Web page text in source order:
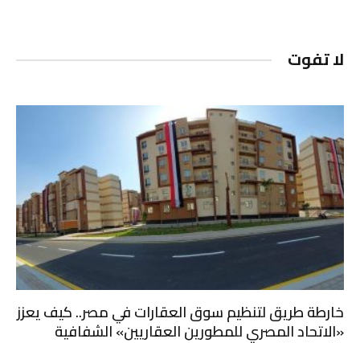
لا تفوت
خارطة طريق لتنظيم سوق العقارات في مصر.. كيف يعزز
«الاتحاد المصري للمطورين العقاريين» الشفافية